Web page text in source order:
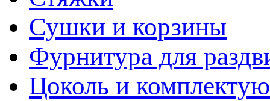
Сушки и корзины
Фурнитура для
Цоколь и